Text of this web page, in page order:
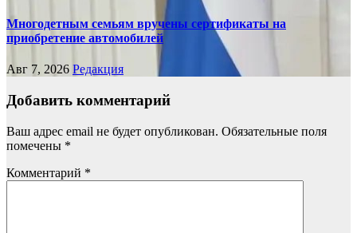
Многодетным семьям вручены сертификаты на
приобретение автомобилей
Авг 7, 2026 Редакция
Добавить комментарий
Ваш адрес email не будет опубликован. Обязательные поля
помечены *
Комментарий *